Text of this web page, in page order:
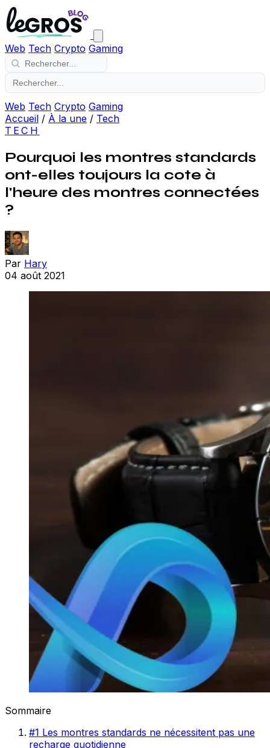
Web Tech Crypto Gaming
Web Tech Crypto Gaming
Accueil / À la une / Tech
TECH
Pourquoi les montres standards
ont-elles toujours la cote à
l'heure des montres connectées
?
Par Hary
04 août 2021
Sommaire
#1 Les montres standards ne nécessitent pas une
recharge quotidienne